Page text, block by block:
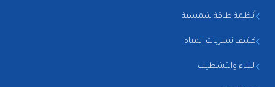
أنظمة طاقة شمسية
كشف تسربات المياه
البناء والتشطيب